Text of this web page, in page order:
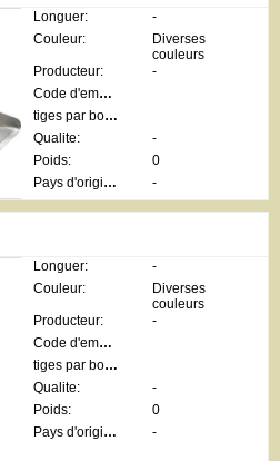
Longuer:
-
Couleur:
Diverses
couleurs
Producteur:
-
Code d'emballage:
tiges par botte:
Qualite:
-
Poids:
0
Pays d'origine:
-
Longuer:
-
Couleur:
Diverses
couleurs
Producteur:
-
Code d'emballage:
tiges par botte:
Qualite:
-
Poids:
0
Pays d'origine:
-